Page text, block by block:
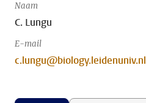
Naam
C. Lungu
E-mail
c.lungu@biology.leidenuniv.nl